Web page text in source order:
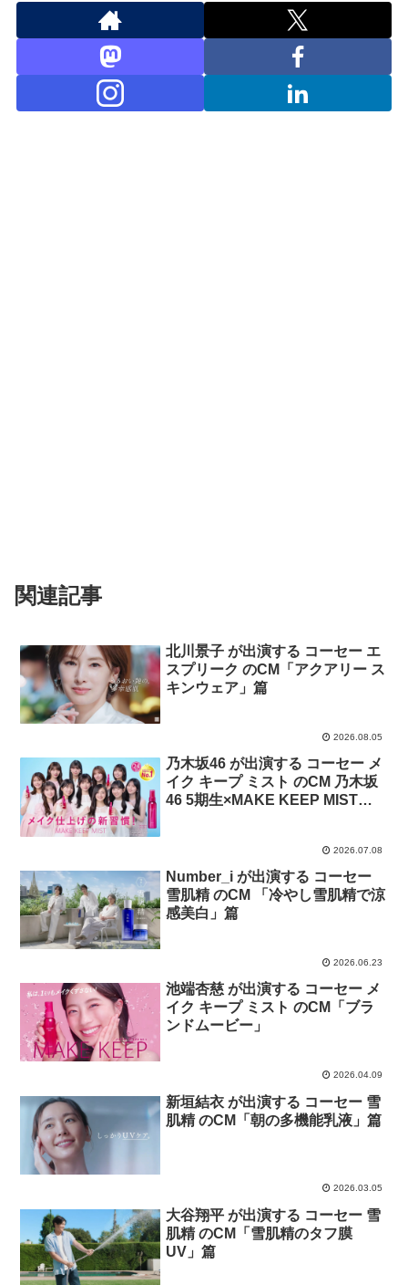
関連記事
北川景子 が出演する コーセー エ
スプリーク のCM「アクアリー ス
キンウェア」篇
2026.08.05
乃木坂46 が出演する コーセー メ
イク キープ ミスト のCM 乃木坂
46 5期生×MAKE KEEP MIST
2026.07.08
Number_i が出演する コーセー
雪肌精 のCM 「冷やし雪肌精で涼
感美白」篇
2026.06.23
池端杏慈 が出演する コーセー メ
イク キープ ミスト のCM「ブラ
ンドムービー」
2026.04.09
新垣結衣 が出演する コーセー 雪
肌精 のCM「朝の多機能乳液」篇
2026.03.05
大谷翔平 が出演する コーセー 雪
肌精 のCM「雪肌精のタフ膜
UV」篇